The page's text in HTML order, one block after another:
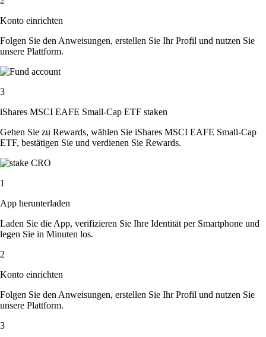
Konto einrichten
Folgen Sie den Anweisungen, erstellen Sie Ihr Profil und nutzen Sie
unsere Plattform.
3
iShares MSCI EAFE Small-Cap ETF staken
Gehen Sie zu Rewards, wählen Sie iShares MSCI EAFE Small-Cap
ETF, bestätigen Sie und verdienen Sie Rewards.
1
App herunterladen
Laden Sie die App, verifizieren Sie Ihre Identität per Smartphone und
legen Sie in Minuten los.
2
Konto einrichten
Folgen Sie den Anweisungen, erstellen Sie Ihr Profil und nutzen Sie
unsere Plattform.
3